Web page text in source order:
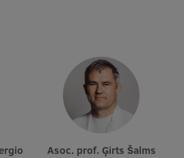
un laboratorijas
Asoc. prof. Ģirts Šalms